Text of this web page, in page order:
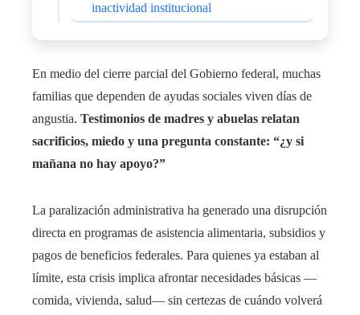
inactividad institucional
En medio del cierre parcial del Gobierno federal, muchas
familias que dependen de ayudas sociales viven días de
angustia. Testimonios de madres y abuelas relatan
sacrificios, miedo y una pregunta constante: “¿y si
mañana no hay apoyo?”
La paralización administrativa ha generado una disrupción
directa en programas de asistencia alimentaria, subsidios y
pagos de beneficios federales. Para quienes ya estaban al
límite, esta crisis implica afrontar necesidades básicas —
comida, vivienda, salud— sin certezas de cuándo volverá